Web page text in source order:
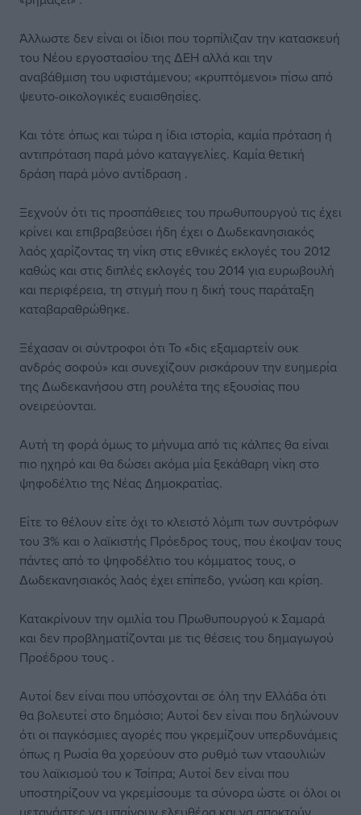
Άλλωστε δεν είναι οι ίδιοι που τορπίλιζαν την κατασκευή
του Νέου εργοστασίου της ΔΕΗ αλλά και την
αναβάθμιση του υφιστάμενου; «κρυπτόμενοι» πίσω από
ψευτο-οικολογικές ευαισθησίες.
Και τότε όπως και τώρα η ίδια ιστορία, καμία πρόταση ή
αντιπρόταση παρά μόνο καταγγελίες. Καμία θετική
δράση παρά μόνο αντίδραση .
Ξεχνούν ότι τις προσπάθειες του πρωθυπουργού τις έχει
κρίνει και επιβραβεύσει ήδη έχει ο Δωδεκανησιακός
λαός χαρίζοντας τη νίκη στις εθνικές εκλογές του 2012
καθώς και στις διπλές εκλογές του 2014 για ευρωβουλή
και περιφέρεια, τη στιγμή που η δική τους παράταξη
καταβαραθρώθηκε.
Ξέχασαν οι σύντροφοι ότι Το «δις εξαμαρτείν ουκ
ανδρός σοφού» και συνεχίζουν ρισκάρουν την ευημερία
της Δωδεκανήσου στη ρουλέτα της εξουσίας που
ονειρεύονται.
Αυτή τη φορά όμως το μήνυμα από τις κάλπες θα είναι
πιο ηχηρό και θα δώσει ακόμα μία ξεκάθαρη νίκη στο
ψηφοδέλτιο της Νέας Δημοκρατίας.
Είτε το θέλουν είτε όχι το κλειστό λόμπι των συντρόφων
του 3% και ο λαϊκιστής Πρόεδρος τους, που έκοψαν τους
πάντες από το ψηφοδέλτιο του κόμματος τους, ο
Δωδεκανησιακός λαός έχει επίπεδο, γνώση και κρίση.
Κατακρίνουν την ομιλία του Πρωθυπουργού κ Σαμαρά
και δεν προβληματίζονται με τις θέσεις του δημαγωγού
Προέδρου τους .
Αυτοί δεν είναι που υπόσχονται σε όλη την Ελλάδα ότι
θα βολευτεί στο δημόσιο; Αυτοί δεν είναι που δηλώνουν
ότι οι παγκόσμιες αγορές που γκρεμίζουν υπερδυνάμεις
όπως η Ρωσία θα χορεύουν στο ρυθμό των νταουλιών
του λαϊκισμού του κ Τσίπρα; Αυτοί δεν είναι που
υποστηρίζουν να γκρεμίσουμε τα σύνορα ώστε οι όλοι οι